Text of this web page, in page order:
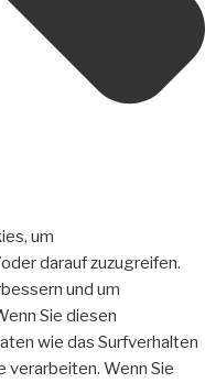
um
darauf zuzugreifen.
und um
Sie diesen
wie das Surfverhalten
Wenn Sie